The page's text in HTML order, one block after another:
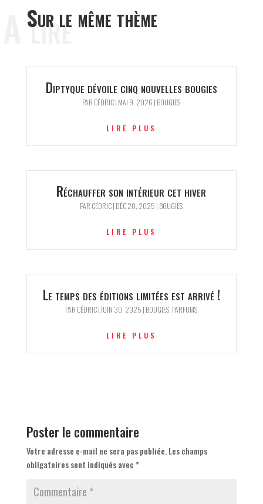
Sur le même thème
A lire
Diptyque dévoile cinq nouvelles bougies
PAR CÉDRIC| MAI 9, 2026 | BOUGIES
LIRE PLUS
Réchauffer son intérieur cet hiver
PAR CÉDRIC| DÉC 20, 2025 | BOUGIES
LIRE PLUS
Le temps des éditions limitées est arrivé !
PAR CÉDRIC| JUIN 30, 2025 | BOUGIES, PARFUMS
LIRE PLUS
Poster le commentaire
Votre adresse e-mail ne sera pas publiée. Les champs
obligatoires sont indiqués avec*